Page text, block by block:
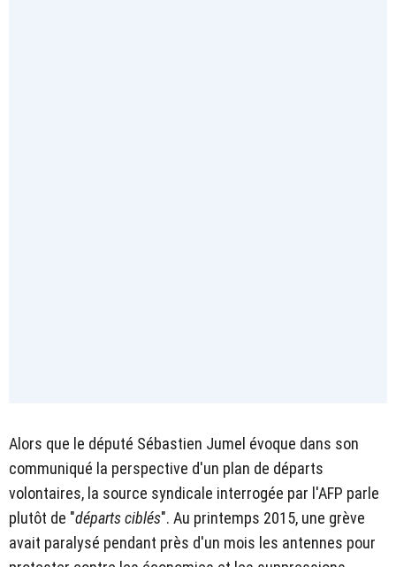
Alors que le député Sébastien Jumel évoque dans son
communiqué la perspective d'un plan de départs
volontaires, la source syndicale interrogée par l'AFP parle
plutôt de "départs ciblés". Au printemps 2015, une grève
avait paralysé pendant près d'un mois les antennes pour